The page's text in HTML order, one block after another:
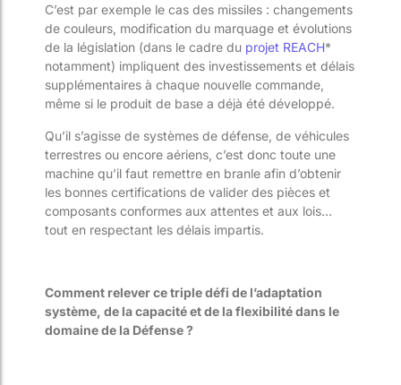
C’est par exemple le cas des missiles : changements
de couleurs, modification du marquage et évolutions
de la législation (dans le cadre du projet REACH*
notamment) impliquent des investissements et délais
supplémentaires à chaque nouvelle commande,
même si le produit de base a déjà été développé.
Qu’il s’agisse de systèmes de défense, de véhicules
terrestres ou encore aériens, c’est donc toute une
machine qu’il faut remettre en branle afin d’obtenir
les bonnes certifications de valider des pièces et
composants conformes aux attentes et aux lois…
tout en respectant les délais impartis.
Comment relever ce triple défi de l’adaptation
système, de la capacité et de la flexibilité dans le
domaine de la Défense ?